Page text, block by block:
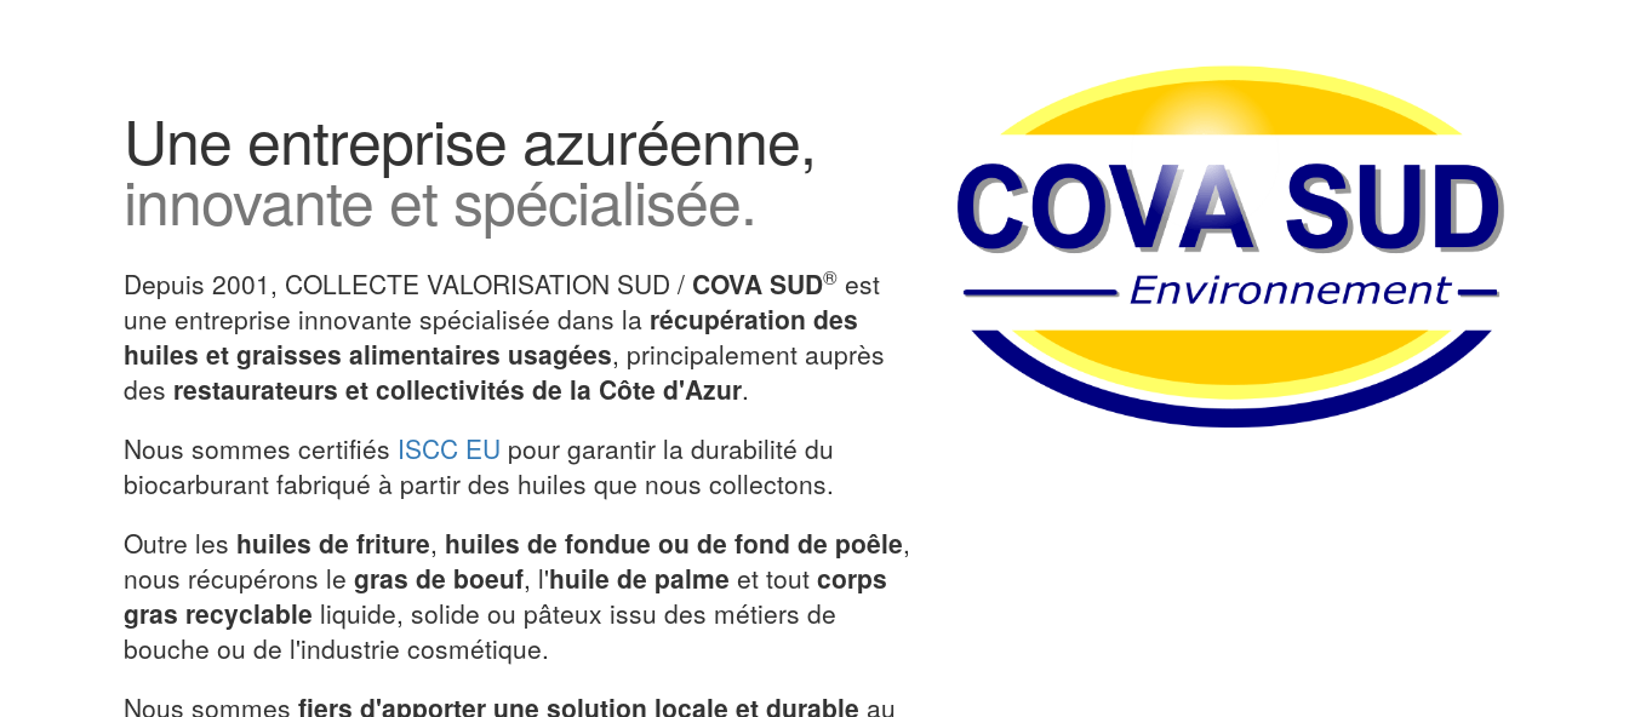
Une entreprise azuréenne,
innovante et spécialisée.
Depuis 2001, COLLECTE VALORISATION SUD / COVA SUD® est
une entreprise innovante spécialisée dans la récupération des
huiles et graisses alimentaires usagées, principalement auprès
des restaurateurs et collectivités de la Côte d'Azur.
Nous sommes certifiés ISCC EU pour garantir la durabilité du
biocarburant fabriqué à partir des huiles que nous collectons.
Outre les huiles de friture, huiles de fondue ou de fond de poêle,
nous récupérons le gras de boeuf, l'huile de palme et tout corps
gras recyclable liquide, solide ou pâteux issu des métiers de
bouche ou de l'industrie cosmétique.
Nous sommes fiers d'apporter une solution locale et durable au